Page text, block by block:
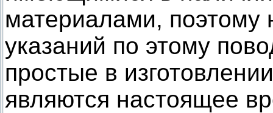
материалами, поэтому
указаний по этому
простые в
являются настоящее